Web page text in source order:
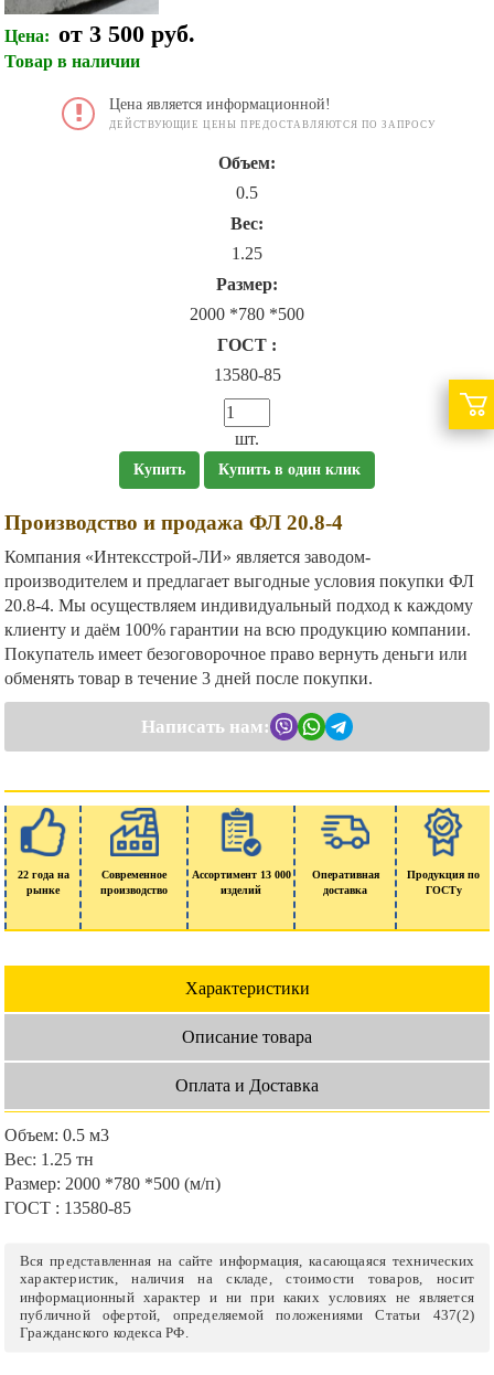
Цена: от 3 500 руб.
Товар в наличии
Цена является информационной!
ДЕЙСТВУЮЩИЕ ЦЕНЫ ПРЕДОСТАВЛЯЮТСЯ ПО ЗАПРОСУ
Объем:
0.5
Вес:
1.25
Размер:
2000 *780 *500
ГОСТ :
13580-85
шт.
Купить Купить в один клик
Производство и продажа ФЛ 20.8-4
Компания «Интексстрой-ЛИ» является заводом-
производителем и предлагает выгодные условия покупки ФЛ
20.8-4. Мы осуществляем индивидуальный подход к каждому
клиенту и даём 100% гарантии на всю продукцию компании.
Покупатель имеет безоговорочное право вернуть деньги или
обменять товар в течение 3 дней после покупки.
Написать нам:
22 года на
рынке
Современное
производство
Ассортимент 13 000
изделий
Оперативная
доставка
Продукция по
ГОСТу
Характеристики
Описание товара
Оплата и Доставка
Объем: 0.5 м3
Вес: 1.25 тн
Размер: 2000 *780 *500 (м/п)
ГОСТ : 13580-85
Вся представленная на сайте информация, касающаяся технических
характеристик, наличия на складе, стоимости товаров, носит
информационный характер и ни при каких условиях не является
публичной офертой, определяемой положениями Статьи 437(2)
Гражданского кодекса РФ.